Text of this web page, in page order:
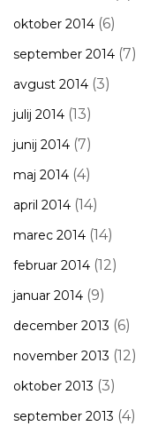
oktober 2014 (6)
september 2014 (7)
avgust 2014 (3)
julij 2014 (13)
junij 2014 (7)
maj 2014 (4)
april 2014 (14)
marec 2014 (14)
februar 2014 (12)
januar 2014 (9)
december 2013 (6)
november 2013 (12)
oktober 2013 (3)
september 2013 (4)